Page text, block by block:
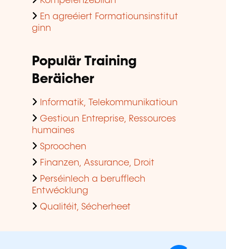
En agreéiert Formatiounsinstitut
ginn
Populär Training
Beräicher
Informatik, Telekommunikatioun
Gestioun Entreprise, Ressources
humaines
Sproochen
Finanzen, Assurance, Droit
Perséinlech a berufflech
Entwécklung
Qualitéit, Sécherheet